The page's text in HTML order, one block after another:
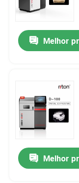
Contatos
Produtos
Impressora
Impressora do
Impressora de
Melhor
Melhor